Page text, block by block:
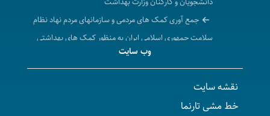
جمع آوری کمک های مردمی و سازمانهای مردم نهاد نظام
سلامت جمهوری اسلامی ایران به منظور کمک های بهداشتی
و درمانی انسان دوستانه به مردم مظلوم غزه
سومین سوگواره شعر منطقه‌ای طلوع سرخ
سومین جشنواره افتخار من
وب سایت
نقشه سایت
خط مشی تارنما